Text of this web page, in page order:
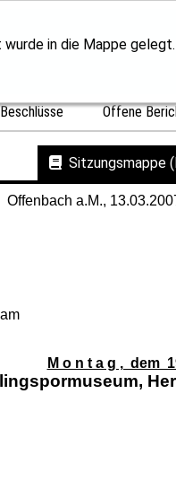
Beschlüsse Offene
wurde in die Mappe gelegt.
Sitzungsmappe
a.M.,
M o n t a g , dem